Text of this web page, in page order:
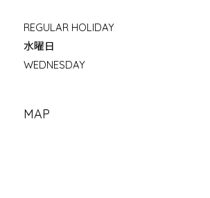
REGULAR HOLIDAY
水曜日
WEDNESDAY
MAP